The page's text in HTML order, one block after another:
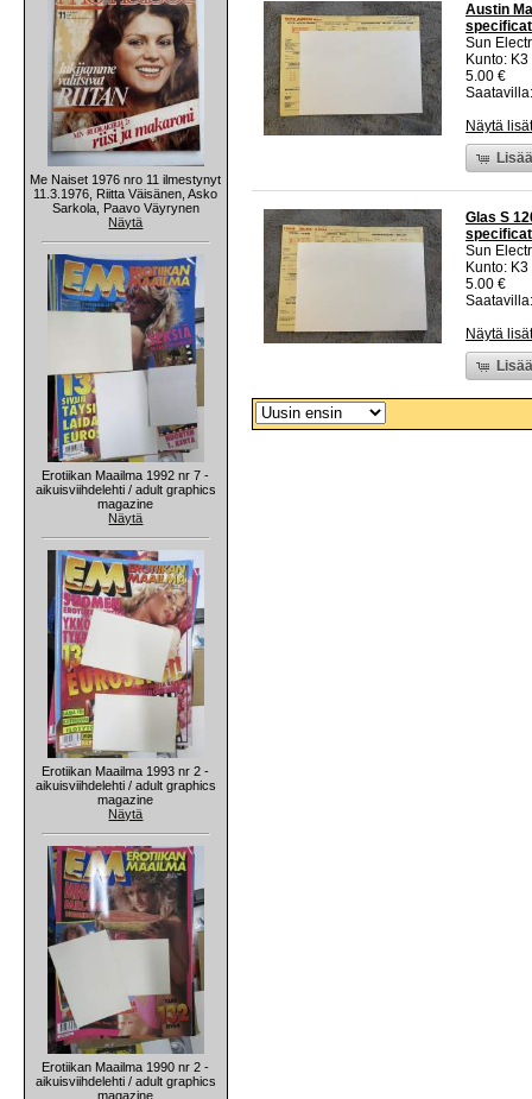
Me Naiset 1976 nro 11 ilmestynyt
11.3.1976, Riitta Väisänen, Asko
Sarkola, Paavo Väyrynen
Näytä
Erotiikan Maailma 1992 nr 7 -
aikuisviihdelehti / adult graphics
magazine
Näytä
Erotiikan Maailma 1993 nr 2 -
aikuisviihdelehti / adult graphics
magazine
Näytä
Erotiikan Maailma 1990 nr 2 -
aikuisviihdelehti / adult graphics
magazine
Austin
Sun
Kunto:
5.00 €
Näytä
Glas S
Sun
Kunto:
5.00 €
Näytä